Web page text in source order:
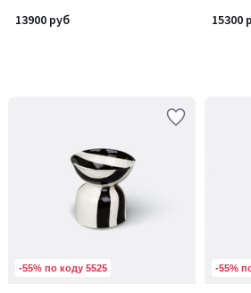
13900 руб
15300
-55% по коду 5525 -55%